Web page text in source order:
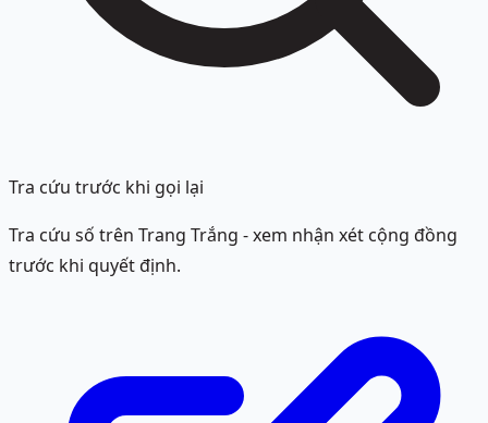
Tra cứu trước khi gọi lại
Tra cứu số trên Trang Trắng - xem nhận xét cộng đồng
trước khi quyết định.